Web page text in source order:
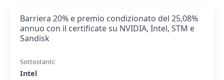
Barriera 20% e premio condizionato del 25,08%
annuo con il certificate su NVIDIA, Intel, STM e
Sandisk
Sottostanti:
Intel